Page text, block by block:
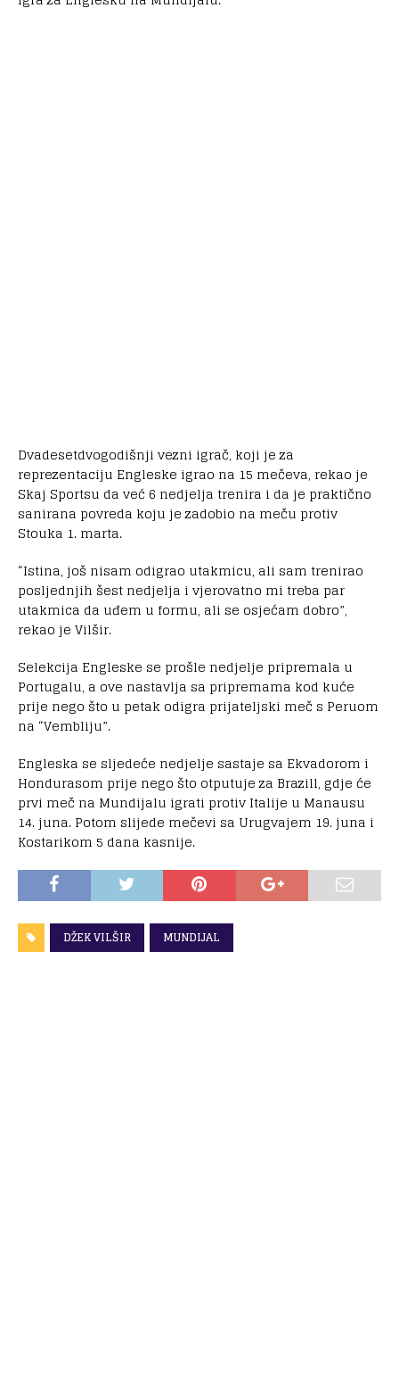
Dvadesetdvogodišnji vezni igrač, koji je za
reprezentaciju Engleske igrao na 15 mečeva, rekao je
Skaj Sportsu da već 6 nedjelja trenira i da je praktično
sanirana povreda koju je zadobio na meču protiv
Stouka 1. marta.
“Istina, još nisam odigrao utakmicu, ali sam trenirao
posljednjih šest nedjelja i vjerovatno mi treba par
utakmica da uđem u formu, ali se osjećam dobro”,
rekao je Vilšir.
Selekcija Engleske se prošle nedjelje pripremala u
Portugalu, a ove nastavlja sa pripremama kod kuće
prije nego što u petak odigra prijateljski meč s Peruom
na “Vembliju”.
Engleska se sljedeće nedjelje sastaje sa Ekvadorom i
Hondurasom prije nego što otputuje za Brazill, gdje će
prvi meč na Mundijalu igrati protiv Italije u Manausu
14. juna. Potom slijede mečevi sa Urugvajem 19. juna i
Kostarikom 5 dana kasnije.
DŽEK VILŠIR MUNDIJAL